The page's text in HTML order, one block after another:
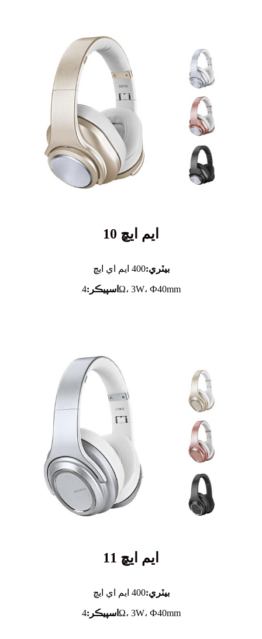
ايم ايڇ 10
بيٽري:400 ايم اي ايڇ
اسپيڪر: 4Ω، 3W، Ф40mm
ايم ايڇ 11
بيٽري:400 ايم اي ايڇ
اسپيڪر: 4Ω، 3W، Ф40mm